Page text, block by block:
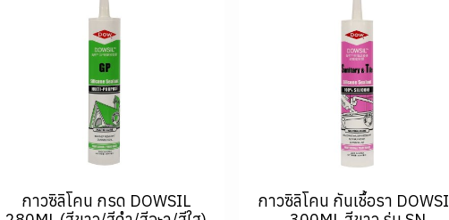
กาวซิลิโคน กรด DOWSIL
กาวซิลิโคน กันเชื้อรา